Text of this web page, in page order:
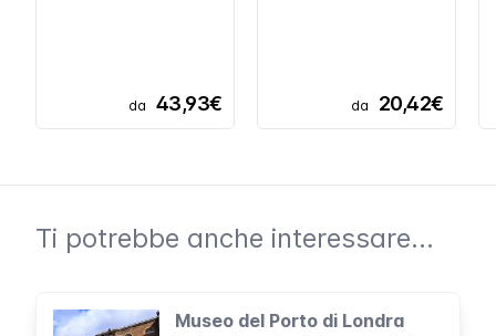
da 43,93€ da 20,42€
Ti potrebbe anche interessare...
Museo del Porto di Londra